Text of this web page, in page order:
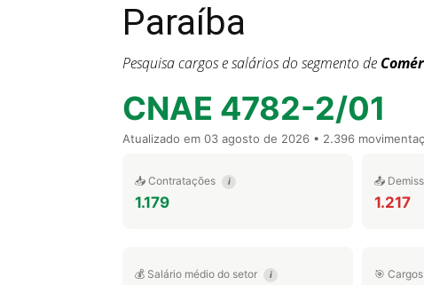
Paraíba
Pesquisa cargos e salários do segmento de
CNAE 4782-2/01
Atualizado em 03 agosto de 2026 • 2.396
📥 Contratações i
1.179
📤
1.217
💰 Salário médio do setor i 🎯